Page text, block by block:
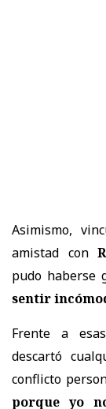
Asimismo,
amistad con
pudo haberse
sentir
Frente a
descartó
conflicto
porque yo